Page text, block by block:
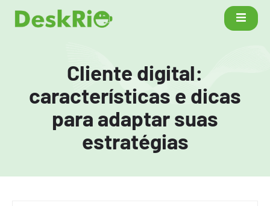
Cliente digital:
características e dicas
para adaptar suas
estratégias